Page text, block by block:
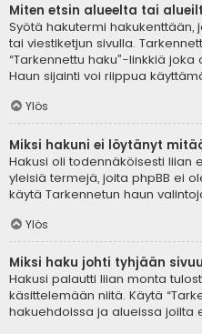
Miten etsin alueelta tai
Syötä hakutermi hakukenttään,
tai viestiketjun sivulla.
“Tarkennettu haku”-linkkiä
Haun sijainti voi riippua
Ylös
Miksi hakuni ei löytänyt
Hakusi oli todennäköisesti liian
yleisiä termejä, joita phpBB ei
käytä Tarkennetun haun
Ylös
Miksi haku johti tyhjään
Hakusi palautti liian monta
käsittelemään niitä. Käytä
hakuehdoissa ja alueissa joilta